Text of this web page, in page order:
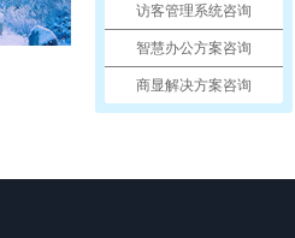
访客管理系统咨询
智慧办公方案咨询
商显解决方案咨询